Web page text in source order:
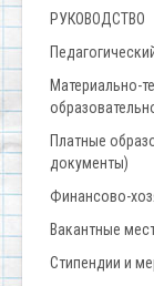
РУКОВОДСТВО
Материально-
Платные
документы)
Финансово-
Вакантные
Стипендии и